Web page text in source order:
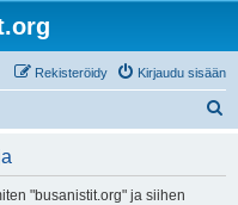
Kirjaudu sisään
Rekisteröidy
"busanistit.org" ja siihen